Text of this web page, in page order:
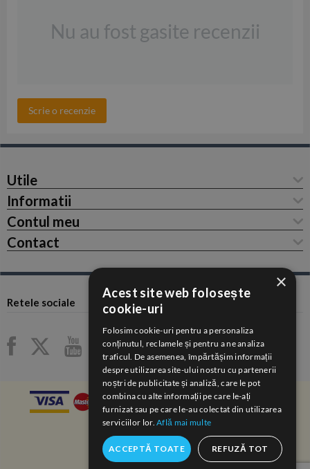
Nu au fost gasite recenzii
Scrie o recenzie
Utile
Informatii
Contul meu
Contact
Retele sociale
×
Acest site web folosește
cookie-uri
Folosim cookie-uri pentru a personaliza
conținutul, reclamele și pentru a ne analiza
traficul. De asemenea, împărtășim informații
despre utilizarea site-ului nostru cu partenerii
noștri de publicitate și analiză, care le pot
combina cu alte informații pe care le-ați
furnizat sau pe care le-au colectat din utilizarea
serviciilor lor.Află mai multe
ACCEPTĂ TOATE REFUZĂ TOT